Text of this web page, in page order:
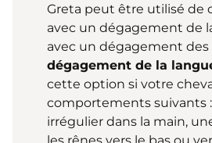
Greta peut être utilisé de
avec un dégagement de
avec un dégagement des
dégagement de la
cette option si votre
comportements suivants
irrégulier dans la main,